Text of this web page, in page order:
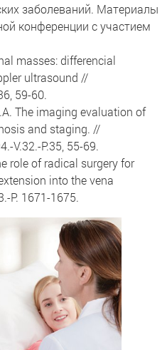
заболеваний. Материалы
конференции с участием
masses: differencial
ultrasound //
59-60.
The imaging evaluation of
and staging. //
V.32.-P.35, 55-69.
role of radical surgery for
into the vena
P. 1671-1675.